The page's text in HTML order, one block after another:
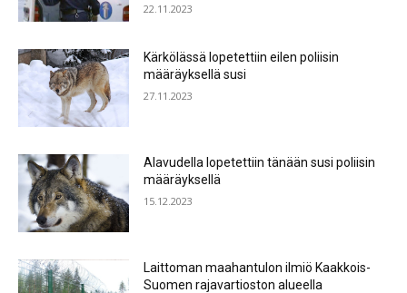
22.11.2023
Kärkölässä lopetettiin eilen poliisin
määräyksellä susi
27.11.2023
Alavudella lopetettiin tänään susi poliisin
määräyksellä
15.12.2023
Laittoman maahantulon ilmiö Kaakkois-
Suomen rajavartioston alueella